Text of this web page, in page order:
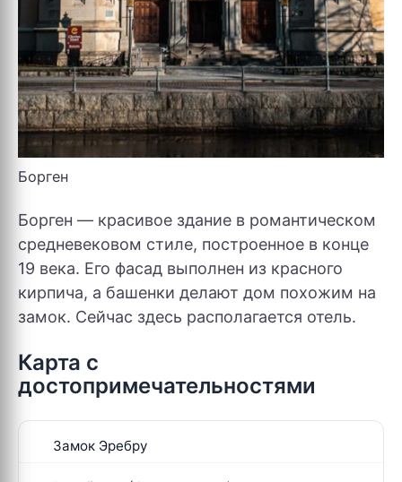
Борген
Борген — красивое здание в романтическом
средневековом стиле, построенное в конце
19 века. Его фасад выполнен из красного
кирпича, а башенки делают дом похожим на
замок. Сейчас здесь располагается отель.
Карта с
достопримечательностями
Замок Эребру